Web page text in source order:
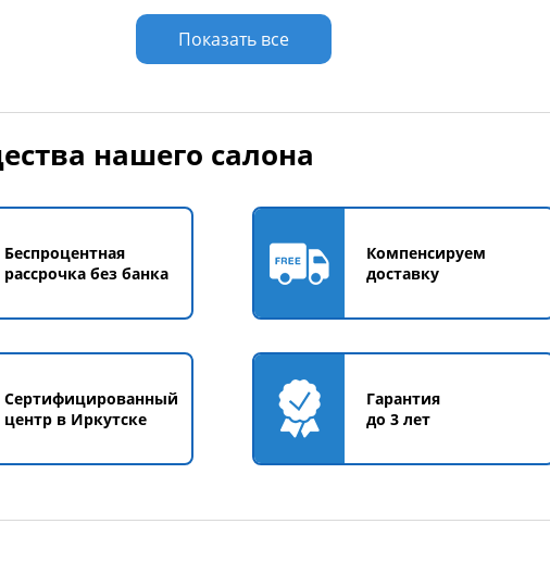
Добавить в корзину
Показать все
нашего салона
Беспроцентная
рассрочка без банка
Компенсируем
доставку
Сертифицированный
центр в Иркутске
Гарантия
до 3 лет